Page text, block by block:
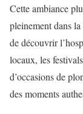
Cette ambiance
pleinement dans
de découvrir
locaux, les
d’occasions de
des moments